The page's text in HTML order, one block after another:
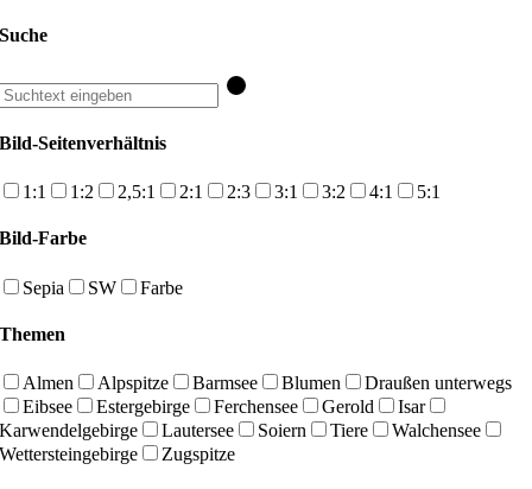
Suche
Bild-Seitenverhältnis
1:1 1:2 2,5:1 2:1 2:3 3:1 3:2 4:1 5:1
Bild-Farbe
Sepia SW Farbe
Themen
Almen Alpspitze Barmsee Blumen
Draußen unterwegs
Eibsee
Estergebirge Ferchensee Gerold
Isar
Karwendelgebirge
Lautersee Soiern Tiere
Walchensee
Wettersteingebirge
Zugspitze